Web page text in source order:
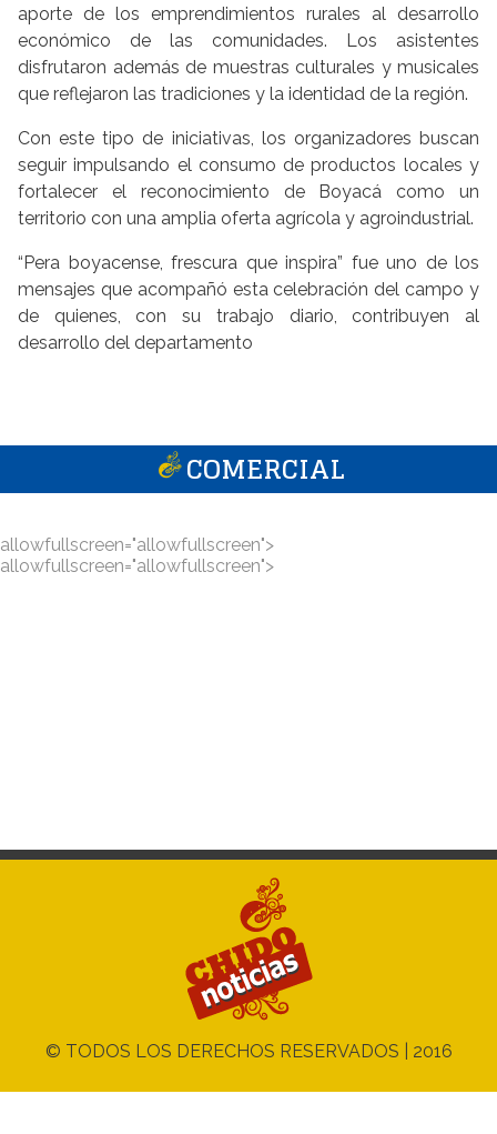
aporte de los emprendimientos rurales al desarrollo
económico de las comunidades. Los asistentes
disfrutaron además de muestras culturales y musicales
que reflejaron las tradiciones y la identidad de la región.
Con este tipo de iniciativas, los organizadores buscan
seguir impulsando el consumo de productos locales y
fortalecer el reconocimiento de Boyacá como un
territorio con una amplia oferta agrícola y agroindustrial.
“Pera boyacense, frescura que inspira” fue uno de los
mensajes que acompañó esta celebración del campo y
de quienes, con su trabajo diario, contribuyen al
desarrollo del departamento
COMERCIAL
allowfullscreen="allowfullscreen">
allowfullscreen="allowfullscreen">
© TODOS LOS DERECHOS RESERVADOS | 2016